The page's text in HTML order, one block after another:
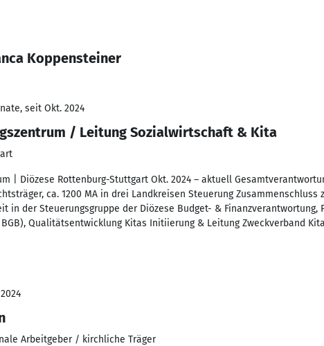
Koppensteiner
seit Okt. 2024
/ Leitung Sozialwirtschaft & Kita
| Diözese Rottenburg-Stuttgart Okt. 2024 – aktuell
ca. 1200 MA in drei Landkreisen Steuerung
in der Steuerungsgruppe der Diözese Budget- & Finanzverantwortung,
BGB), Qualitätsentwicklung Kitas Initiierung & Leitung Zweckverband
Arbeitgeber / kirchliche Träger